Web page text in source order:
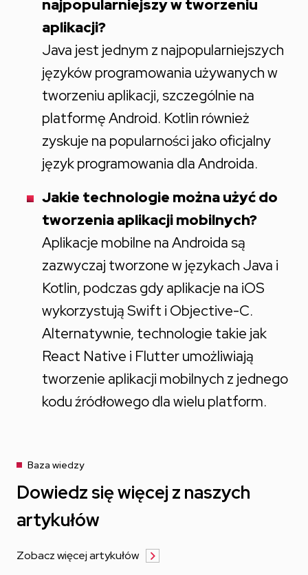
najpopularniejszy w tworzeniu
aplikacji?
Java jest jednym z najpopularniejszych
języków programowania używanych w
tworzeniu aplikacji, szczególnie na
platformę Android. Kotlin również
zyskuje na popularności jako oficjalny
język programowania dla Androida.
Jakie technologie można użyć do
tworzenia aplikacji mobilnych?
Aplikacje mobilne na Androida są
zazwyczaj tworzone w językach Java i
Kotlin, podczas gdy aplikacje na iOS
wykorzystują Swift i Objective-C.
Alternatywnie, technologie takie jak
React Native i Flutter umożliwiają
tworzenie aplikacji mobilnych z jednego
kodu źródłowego dla wielu platform.
Baza wiedzy
Dowiedz się więcej z naszych
artykułów
Zobacz więcej artykułów